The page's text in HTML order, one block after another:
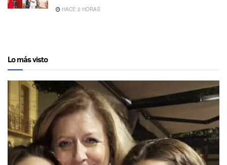
HACE 2 HORAS
Lo más visto